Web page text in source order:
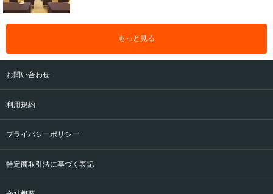
もっと見る
お問い合わせ
利用規約
プライバシーポリシー
特定商取引法に基づく表記